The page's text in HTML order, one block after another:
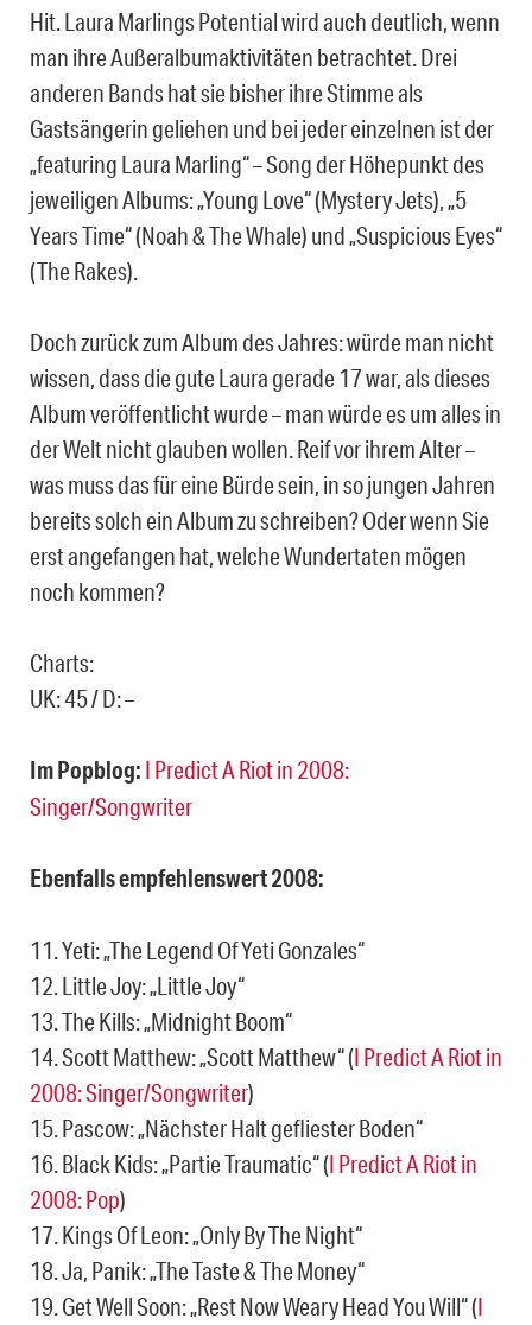
Hit. Laura Marlings Potential wird auch deutlich, wenn
man ihre Außeralbumaktivitäten betrachtet. Drei
anderen Bands hat sie bisher ihre Stimme als
Gastsängerin geliehen und bei jeder einzelnen ist der
„featuring Laura Marling“ – Song der Höhepunkt des
jeweiligen Albums: „Young Love“ (Mystery Jets), „5
Years Time“ (Noah & The Whale) und „Suspicious Eyes“
(The Rakes).
Doch zurück zum Album des Jahres: würde man nicht
wissen, dass die gute Laura gerade 17 war, als dieses
Album veröffentlicht wurde – man würde es um alles in
der Welt nicht glauben wollen. Reif vor ihrem Alter –
was muss das für eine Bürde sein, in so jungen Jahren
bereits solch ein Album zu schreiben? Oder wenn Sie
erst angefangen hat, welche Wundertaten mögen
noch kommen?
Charts:
UK: 45 / D: –
Im Popblog: I Predict A Riot in 2008:
Singer/Songwriter
Ebenfalls empfehlenswert 2008:
11. Yeti: „The Legend Of Yeti Gonzales“
12. Little Joy: „Little Joy“
13. The Kills: „Midnight Boom“
14. Scott Matthew: „Scott Matthew“ (I Predict A Riot in
2008: Singer/Songwriter)
15. Pascow: „Nächster Halt gefliester Boden“
16. Black Kids: „Partie Traumatic“ (I Predict A Riot in
2008: Pop)
17. Kings Of Leon: „Only By The Night“
18. Ja, Panik: „The Taste & The Money“
19. Get Well Soon: „Rest Now Weary Head You Will“ (I